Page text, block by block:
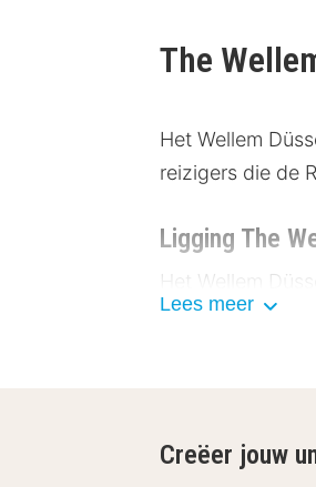
The
Het Wellem
reizigers die de
Ligging The
Het Wellem
Paleis
Lees meer
Creëer jouw